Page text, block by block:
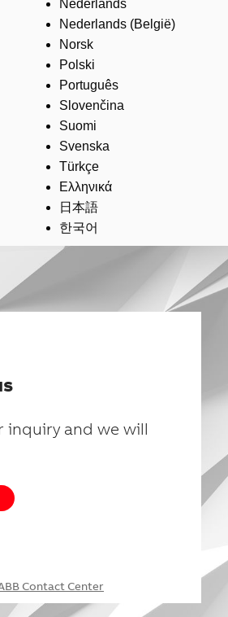
Nederlands
Nederlands (België)
Norsk
Polski
Português
Slovenčina
Suomi
Svenska
Türkçe
Ελληνικά
日本語
한국어
inquiry and we will
Contact Center